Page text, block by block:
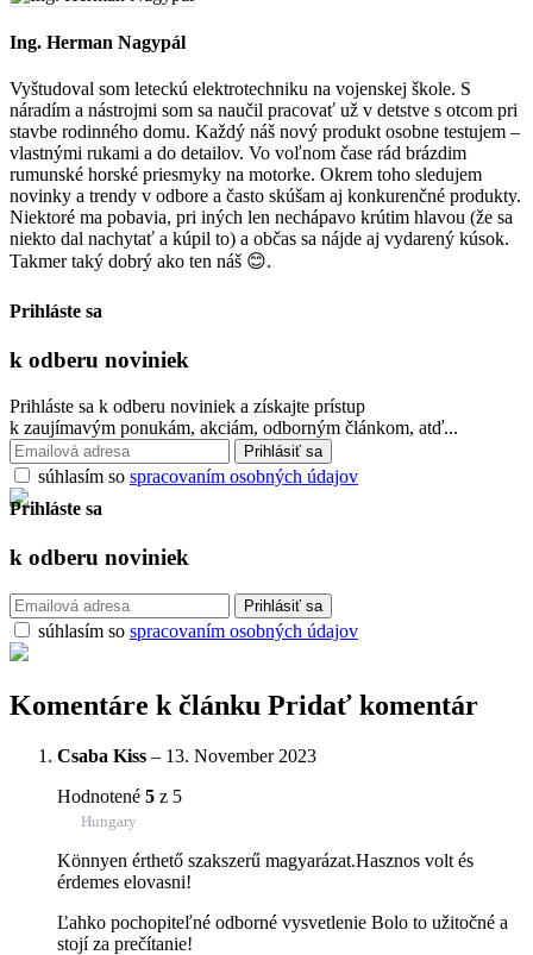
Ing. Herman Nagypál
Vyštudoval som leteckú elektrotechniku na vojenskej škole. S
náradím a nástrojmi som sa naučil pracovať už v detstve s otcom pri
stavbe rodinného domu. Každý náš nový produkt osobne testujem –
vlastnými rukami a do detailov. Vo voľnom čase rád brázdim
rumunské horské priesmyky na motorke. Okrem toho sledujem
novinky a trendy v odbore a často skúšam aj konkurenčné produkty.
Niektoré ma pobavia, pri iných len nechápavo krútim hlavou (že sa
niekto dal nachytať a kúpil to) a občas sa nájde aj vydarený kúsok.
Takmer taký dobrý ako ten náš 😊.
Prihláste sa
k odberu noviniek
Prihláste sa k odberu noviniek a získajte prístup
k zaujímavým ponukám, akciám, odborným článkom, atď...
súhlasím so spracovaním osobných údajov
Prihláste sa
k odberu noviniek
súhlasím so spracovaním osobných údajov
Komentáre k článku Pridať komentár
Csaba Kiss – 13. November 2023
Hodnotené 5 z 5
Hungary
Könnyen érthető szakszerű magyarázat.Hasznos volt és
érdemes elovasni!
Ľahko pochopiteľné odborné vysvetlenie Bolo to užitočné a
stojí za prečítanie!